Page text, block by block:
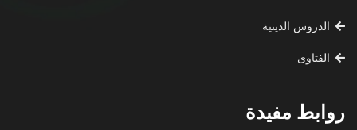
الدروس الدينية
الفتاوى
روابط مفيدة